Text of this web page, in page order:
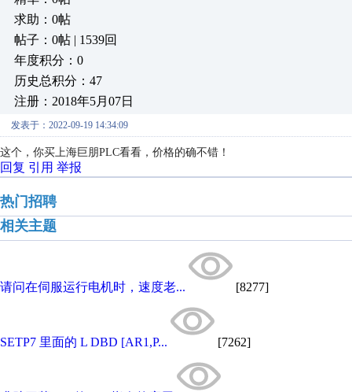
求助：0帖
帖子：0帖 | 1539回
年度积分：0
历史总积分：47
注册：2018年5月07日
发表于：2022-09-19 14:34:09
这个，你买上海巨朋PLC看看，价格的确不错！
回复 引用 举报
热门招聘
相关主题
请问在伺服运行电机时，速度老... [8277]
SETP7 里面的 L DBD [AR1,P... [7262]